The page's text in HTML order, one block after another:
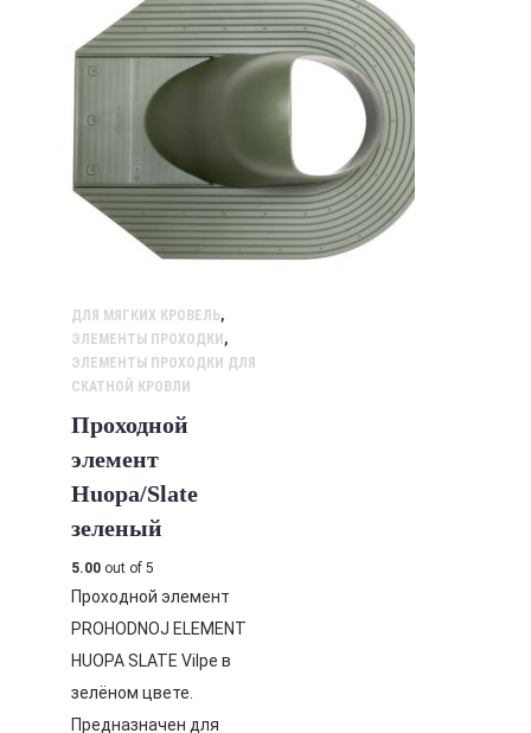
ДЛЯ МЯГКИХ КРОВЕЛЬ,
ЭЛЕМЕНТЫ ПРОХОДКИ ,
ЭЛЕМЕНТЫ ПРОХОДКИ ДЛЯ
СКАТНОЙ КРОВЛИ
Проходной
элемент
Huopa/Slate
зеленый
5.00 out of 5
Проходной элемент
PROHODNOJ ELEMENT
HUOPA SLATE Vilpe в
зелёном цвете.
Предназначен для